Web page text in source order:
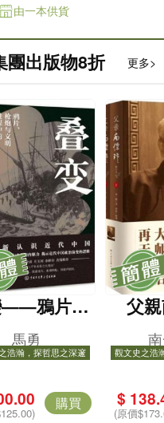
由一本供貨
團出版物8折 更多>
——鴉片、
與文明進程
國(1840-1
馬勇
浩瀚，探哲思之深邃
購買
父
觀文史之浩
$
(原價